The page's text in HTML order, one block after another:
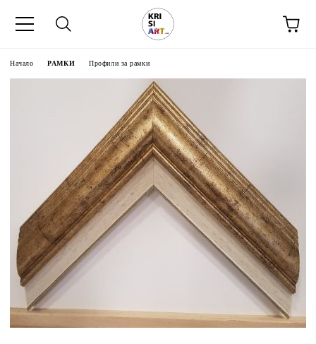
Начало РАМКИ Профили за рамки